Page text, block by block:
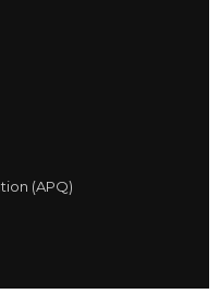
(APQ)